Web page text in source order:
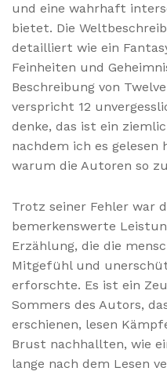
und eine wahrhaft
bietet. Die
detailliert wie ein
Feinheiten und
Beschreibung von
verspricht 12
denke, das ist ein
nachdem ich es gelesen
warum die Autoren so
Trotz seiner Fehler war
bemerkenswerte
Erzählung, die die
Mitgefühl und
erforschte. Es ist ein
Sommers des Autors,
erschienen, lesen
Brust nachhallten, wie
lange nach dem Lesen